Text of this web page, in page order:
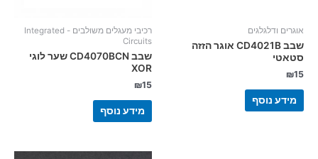
אוגרים ודלגלגים
שבב CD4021B אוגר הזזה
סטאטי
₪15
מידע נוסף
רכיבי מעגלים משולבים - Integrated
Circuits
שבב CD4070BCN שער לוגי
XOR
₪15
מידע נוסף